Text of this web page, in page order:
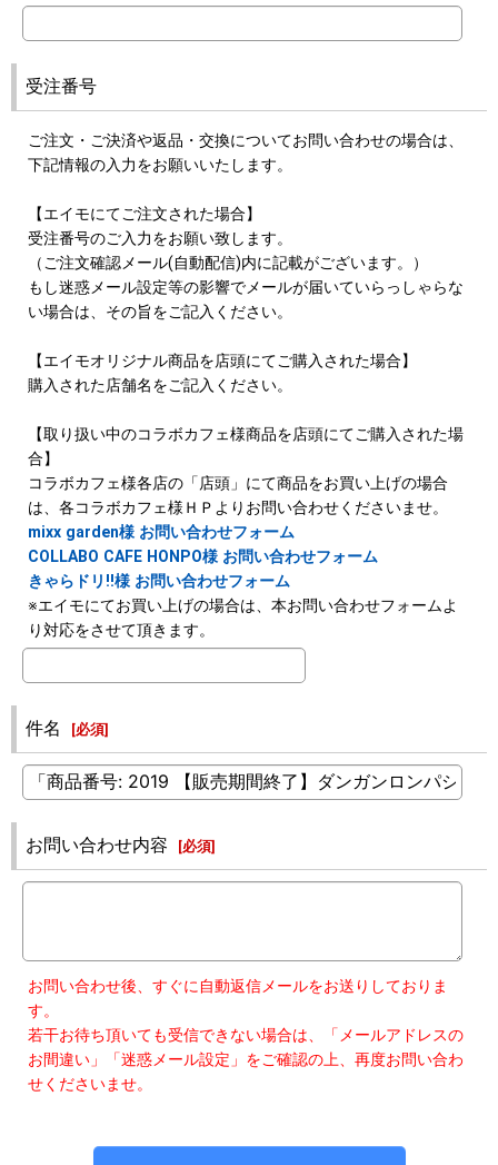
受注番号
ご注文・ご決済や返品・交換についてお問い合わせの場合は、
下記情報の入力をお願いいたします。
【エイモにてご注文された場合】
受注番号のご入力をお願い致します。
（ご注文確認メール(自動配信)内に記載がございます。）
もし迷惑メール設定等の影響でメールが届いていらっしゃらな
い場合は、その旨をご記入ください。
【エイモオリジナル商品を店頭にてご購入された場合】
購入された店舗名をご記入ください。
【取り扱い中のコラボカフェ様商品を店頭にてご購入された場
合】
コラボカフェ様各店の「店頭」にて商品をお買い上げの場合
は、各コラボカフェ様ＨＰよりお問い合わせくださいませ。
mixx garden様 お問い合わせフォーム
COLLABO CAFE HONPO様 お問い合わせフォーム
きゃらドリ!!様 お問い合わせフォーム
※エイモにてお買い上げの場合は、本お問い合わせフォームよ
り対応をさせて頂きます。
件名 [必須]
お問い合わせ内容 [必須]
お問い合わせ後、すぐに自動返信メールをお送りしておりま
す。
若干お待ち頂いても受信できない場合は、「メールアドレスの
お間違い」「迷惑メール設定」をご確認の上、再度お問い合わ
せくださいませ。